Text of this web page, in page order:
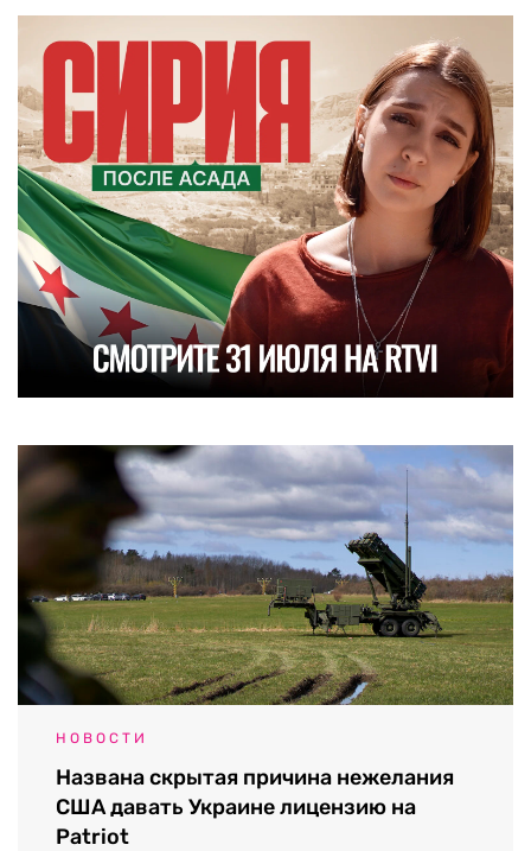
НОВОСТИ
Названа скрытая причина нежелания
США давать Украине лицензию на
Patriot